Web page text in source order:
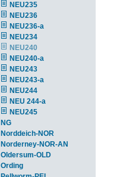
NEU235
NEU236
NEU236-a
NEU234
NEU240
NEU240-a
NEU243
NEU243-a
NEU244
NEU 244-a
NEU245
NG
Norddeich-NOR
Norderney-NOR-AN
Oldersum-OLD
Ording